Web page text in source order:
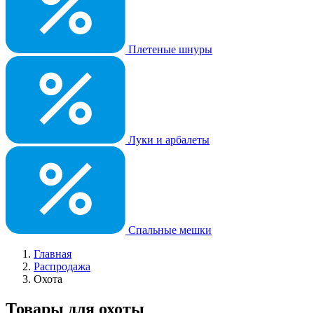
Плетеные шнуры
Луки и арбалеты
Спальные мешки
Главная
Распродажа
Охота
Товары для охоты